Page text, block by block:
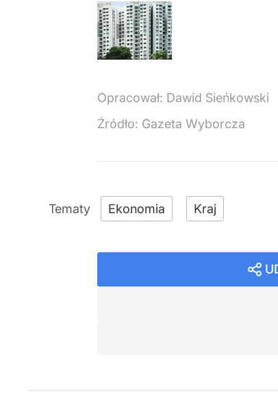
Opracował: Dawid Sieńkowski
Źródło: Gazeta Wyborcza
Ekonomia Kraj